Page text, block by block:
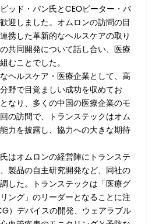
ッド・パン氏とCEOピーター・パ
迎しました。オムロンの訪問の目
携した革新的なヘルスケアの取り
共同開発について話し合い、医療
むことでした。
ヘルスケア・医療企業として、高
野で目覚ましい成功を収めてお
なり、多くの中国の医療企業のモ
の訪問で、トランステックはオム
力を披露し、協力への大きな期待
はオムロンの経営陣にトランステ
製品の自主研究開発など、同社の
した。トランステックは「医療グ
ング」のリーダーとなることに注
）デバイスの開発、ウェアラブル